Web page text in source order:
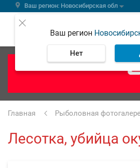
Ваш регион: Новосибирская обл
Ваш регион
Нет
Главная Рыболовная
Лесотка, убийца